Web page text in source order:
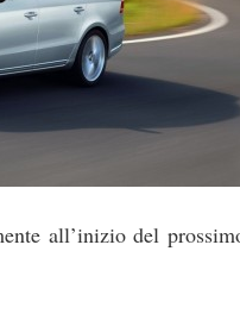
all’inizio del